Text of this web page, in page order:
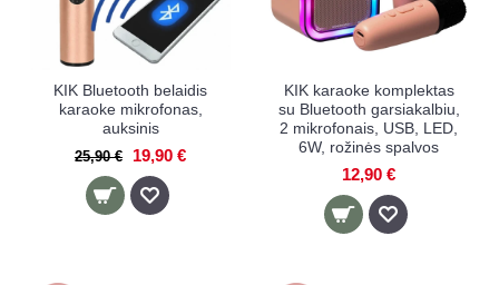
KIK Bluetooth belaidis
karaoke mikrofonas,
auksinis
25,90 € 19,90 €
KIK karaoke komplektas
su Bluetooth garsiakalbiu,
2 mikrofonais, USB, LED,
6W, rožinės spalvos
12,90 €